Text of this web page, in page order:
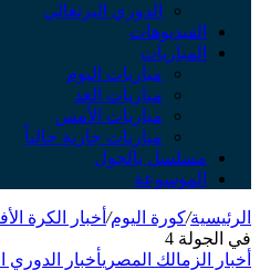
الدوري البرتغالي
الفيديوهات
المباريات
مباريات اليوم
مباريات الغد
مباريات الأمس
مباريات جارية حالياً
مسلسل بالجول
الموسوعة
الرئيسية/كورة اليوم/ أخبار الكرة
في الجولة 4
أخبار الزمالك المصريأخبار الدوري